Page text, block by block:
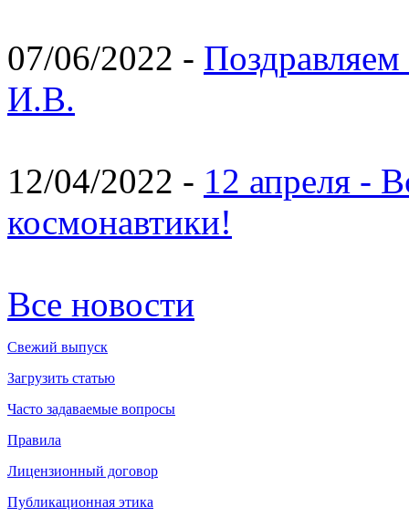
07/06/2022 -
И.В.
12/04/2022 - 12 апреля -
космонавтики!
Все новости
Свежий выпуск
Загрузить статью
Часто задаваемые вопросы
Правила
Лицензионный договор
Публикационная этика